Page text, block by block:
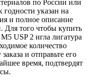
по России или
указан на
и полное описание
Для того чтобы купить
USP 2 игла лигатура
количество
и отправьте его
время, подтвердят